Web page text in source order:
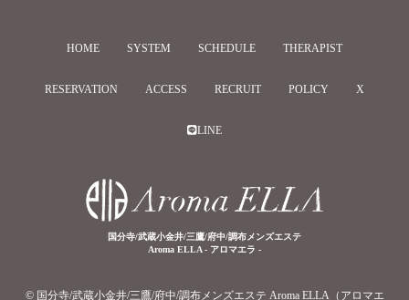
HOME SYSTEM SCHEDULE THERAPIST
RESERVATION ACCESS RECRUIT POLICY X
LINE
国分寺/武蔵小金井/三鷹/府中/調布メンズエステ
Aroma ELLA - アロマエラ -
© 国分寺/武蔵小金井/三鷹/府中/調布メンズエステ Aroma ELLA（アロマエ